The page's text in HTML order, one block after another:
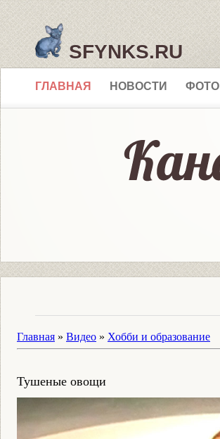
SFYNKS.RU
ГЛАВНАЯ НОВОСТИ ФОТО
Главная » Видео » Хобби и образование
Тушеные овощи